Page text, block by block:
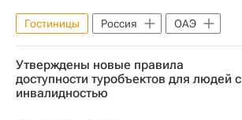
Гостиницы Россия
ОАЭ
Москва
Максим Решетников
Отели
Коммерческая недвижимость
Утверждены новые правила
доступности туробъектов для людей с
инвалидностью